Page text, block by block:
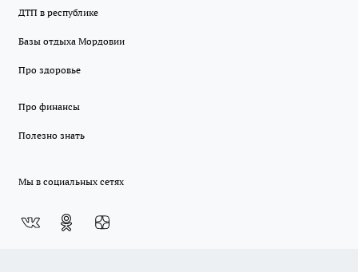
ДТП в республике
Базы отдыха Мордовии
Про здоровье
Про финансы
Полезно знать
Мы в социальных сетях